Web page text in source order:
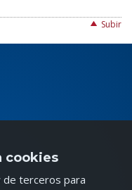
Subir
cookies
de terceros para